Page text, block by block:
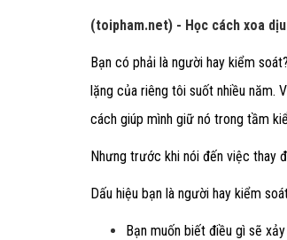
(toipham.net) - Học cách xoa
Bạn có phải là người hay kiểm
lặng của riêng tôi suốt nhiều năm.
cách giúp mình giữ nó trong tầm
Nhưng trước khi nói đến việc thay
Dấu hiệu bạn là người hay kiểm
Bạn muốn biết điều gì sẽ